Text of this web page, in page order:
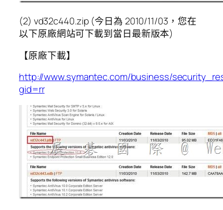
(2) vd32c440.zip (今日為 2010/11/03，您在
以下原廠網站可下載到當日最新版本)
【原廠下載】
http://www.symantec.com/business/
gid=rr